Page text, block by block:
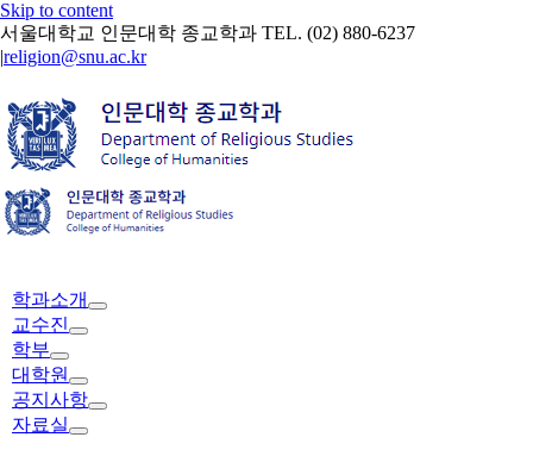
Skip to content
서울대학교 인문대학 종교학과 TEL. (02) 880-6237
|religion@snu.ac.kr
학과소개
교수진
학부
대학원
공지사항
자료실